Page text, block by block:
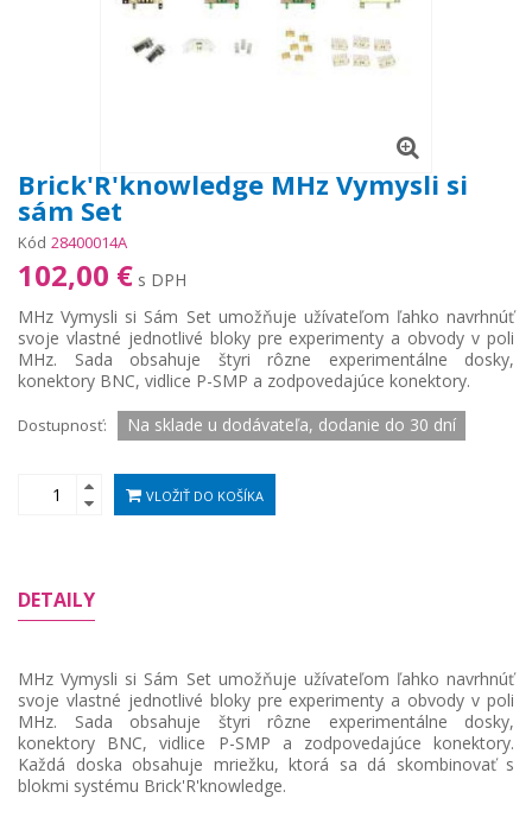
Brick'R'knowledge MHz Vymysli si
sám Set
Kód 28400014A
102,00 € s DPH
MHz Vymysli si Sám Set umožňuje užívateľom ľahko navrhnúť
svoje vlastné jednotlivé bloky pre experimenty a obvody v poli
MHz. Sada obsahuje štyri rôzne experimentálne dosky,
konektory BNC, vidlice P-SMP a zodpovedajúce konektory.
Dostupnosť: Na sklade u dodávateľa, dodanie do 30 dní
VLOŽIŤ DO KOŠÍKA
DETAILY
MHz Vymysli si Sám Set umožňuje užívateľom ľahko navrhnúť
svoje vlastné jednotlivé bloky pre experimenty a obvody v poli
MHz. Sada obsahuje štyri rôzne experimentálne dosky,
konektory BNC, vidlice P-SMP a zodpovedajúce konektory.
Každá doska obsahuje mriežku, ktorá sa dá skombinovať s
blokmi systému Brick'R'knowledge.